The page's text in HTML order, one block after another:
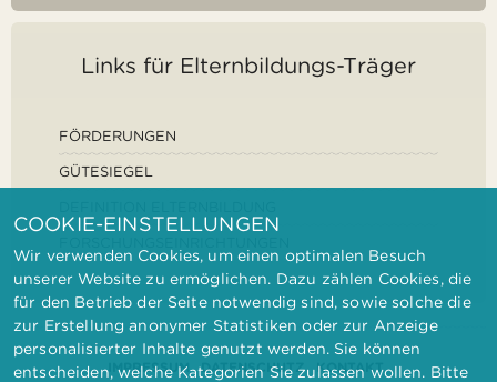
Links für Elternbildungs-Träger
FÖRDERUNGEN
GÜTESIEGEL
IMPRESSUM DATENSCHUTZ
KONTAKT
COOKIE-EINSTELLUNGEN
Wir verwenden Cookies, um einen optimalen Besuch
unserer Website zu ermöglichen. Dazu zählen Cookies, die
für den Betrieb der Seite notwendig sind, sowie solche die
zur Erstellung anonymer Statistiken oder zur Anzeige
personalisierter Inhalte genutzt werden. Sie können
entscheiden, welche Kategorien Sie zulassen wollen. Bitte